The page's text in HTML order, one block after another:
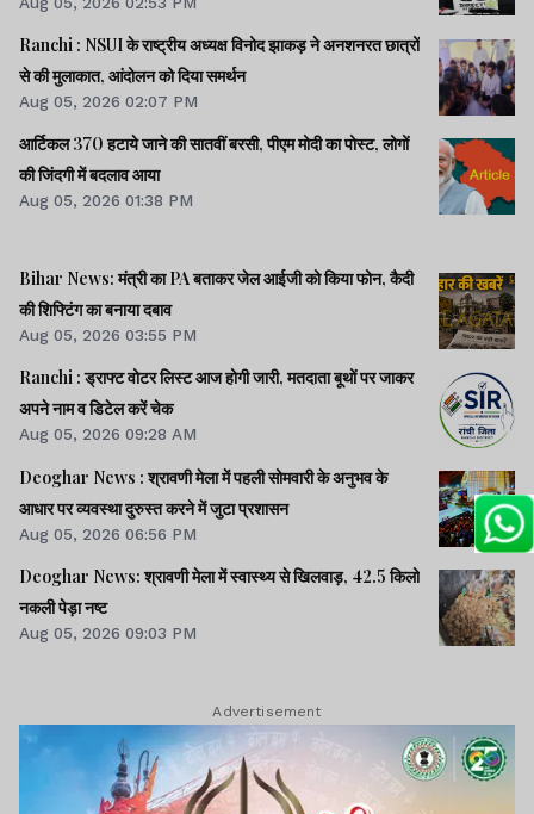
Ranchi : NSUI के राष्ट्रीय अध्यक्ष विनोद झाकड़ ने अनशनरत छात्रों
से की मुलाकात, आंदोलन को दिया समर्थन
Aug 05, 2026 02:07 PM
आर्टिकल 370 हटाये जाने की सातवीं बरसी, पीएम मोदी का पोस्ट, लोगों
की जिंदगी में बदलाव आया
Aug 05, 2026 01:38 PM
Bihar News: मंत्री का PA बताकर जेल आईजी को किया फोन, कैदी
की शिफ्टिंग का बनाया दबाव
Aug 05, 2026 03:55 PM
Ranchi : ड्राफ्ट वोटर लिस्ट आज होगी जारी, मतदाता बूथों पर जाकर
अपने नाम व डिटेल करें चेक
Aug 05, 2026 09:28 AM
Deoghar News : श्रावणी मेला में पहली सोमवारी के अनुभव के
आधार पर व्यवस्था दुरुस्त करने में जुटा प्रशासन
Aug 05, 2026 06:56 PM
Deoghar News: श्रावणी मेला में स्वास्थ्य से खिलवाड़, 42.5 किलो
नकली पेड़ा नष्ट
Aug 05, 2026 09:03 PM
Advertisement